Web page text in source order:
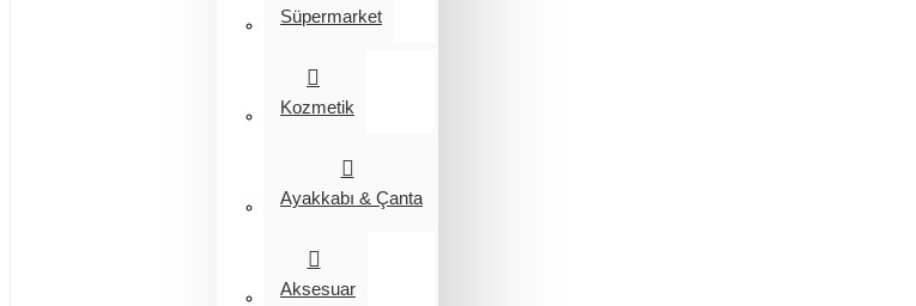
Süpermarket
Kozmetik
Ayakkabı & Çanta
Aksesuar